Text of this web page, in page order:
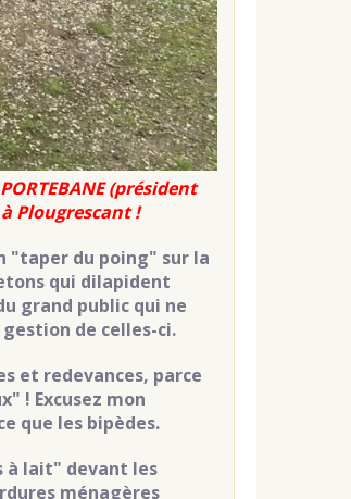
(président
Plougrescant !
"taper du poing" sur la
qui dilapident
grand public qui ne
de celles-ci.
et redevances, parce
! Excusez mon
que les bipèdes.
à lait" devant les
ménagères